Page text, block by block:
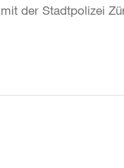
der Stadtpolizei